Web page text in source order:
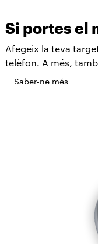
Si portes el
Afegeix la teva
telèfon. A més,
Saber-ne més